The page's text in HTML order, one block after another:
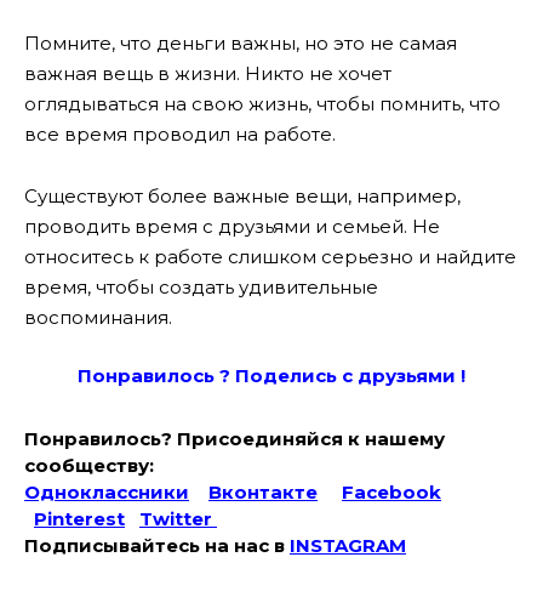
Помните, что деньги важны, но это не самая
важная вещь в жизни. Никто не хочет
оглядываться на свою жизнь, чтобы помнить, что
все время проводил на работе.
Существуют более важные вещи, например,
проводить время с друзьями и семьей. Не
относитесь к работе слишком серьезно и найдите
время, чтобы создать удивительные
воспоминания.
Понравилось ? Поделись с друзьями !
Понравилось? Присоединяйся к нашему
сообществу:
Одноклассники
Вконтакте
Facebook
Pinterest
Twitter
Подписывайтесь на наc в INSTAGRAM